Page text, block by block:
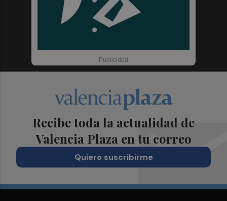
Recibe toda la actualidad de
Valencia Plaza en tu correo
Quiero suscribirme